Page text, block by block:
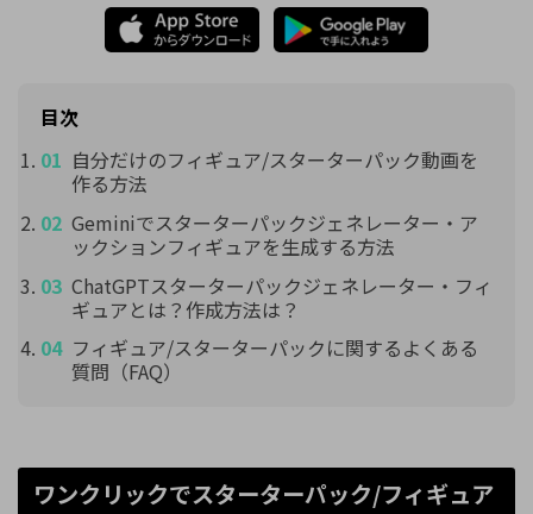
目次
自分だけのフィギュア/スターターパック動画を
作る方法
Geminiでスターターパックジェネレーター・ア
ックションフィギュアを生成する方法
ChatGPTスターターパックジェネレーター・フィ
ギュアとは？作成方法は？
フィギュア/スターターパックに関するよくある
質問（FAQ）
ワンクリックでスターターパック/フィギュア